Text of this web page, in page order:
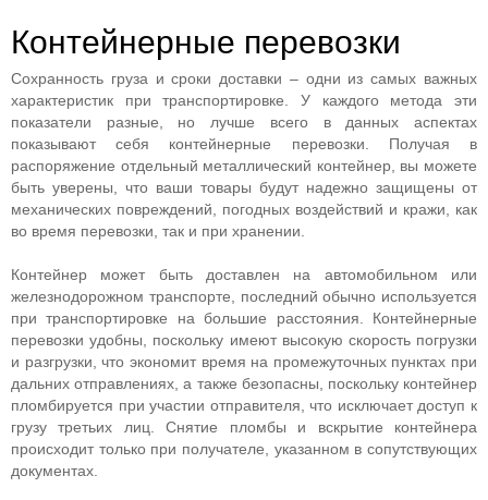
Контейнерные перевозки
Сохранность груза и сроки доставки – одни из самых важных
характеристик при транспортировке. У каждого метода эти
показатели разные, но лучше всего в данных аспектах
показывают себя контейнерные перевозки. Получая в
распоряжение отдельный металлический контейнер, вы можете
быть уверены, что ваши товары будут надежно защищены от
механических повреждений, погодных воздействий и кражи, как
во время перевозки, так и при хранении.
Контейнер может быть доставлен на автомобильном или
железнодорожном транспорте, последний обычно используется
при транспортировке на большие расстояния. Контейнерные
перевозки удобны, поскольку имеют высокую скорость погрузки
и разгрузки, что экономит время на промежуточных пунктах при
дальних отправлениях, а также безопасны, поскольку контейнер
пломбируется при участии отправителя, что исключает доступ к
грузу третьих лиц. Снятие пломбы и вскрытие контейнера
происходит только при получателе, указанном в сопутствующих
документах.